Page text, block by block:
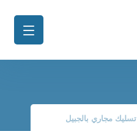
تسليك مجاري بالجبيل